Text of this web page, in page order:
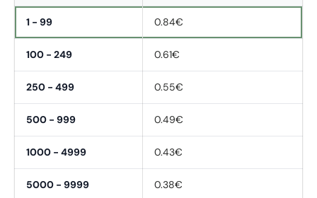
1 - 99 0.84€
100 - 249 0.61€
250 - 499 0.55€
500 - 999 0.49€
1000 - 4999 0.43€
5000 - 9999 0.38€